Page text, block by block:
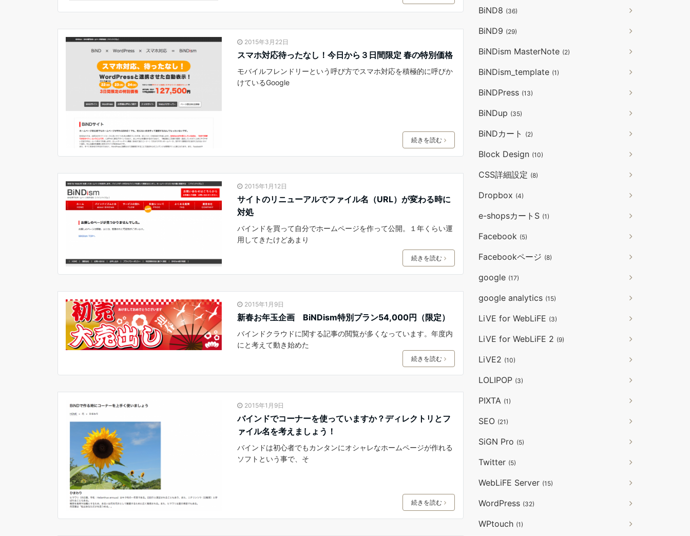
2015年3月22日
スマホ対応待ったなし！今日から３日間限定 春の特別価格
モバイルフレンドリーという呼び方でスマホ対応を積極的に呼びか
けているGoogle
続きを読む
2015年1月12日
サイトのリニューアルでファイル名（URL）が変わる時に
対処
バインドを買って自分でホームページを作って公開。１年くらい運
用してきたけどあまり
続きを読む
2015年1月9日
新春お年玉企画 BiNDism特別プラン54,000円（限定）
バインドクラウドに関する記事の閲覧が多くなっています。年度内
にと考えて動き始めた
続きを読む
2015年1月9日
バインドでコーナーを使っていますか？ディレクトリとフ
ァイル名を考えましょう！
バインドは初心者でもカンタンにオシャレなホームページが作れる
ソフトという事で、そ
続きを読む
BiND8 (36)
BiND9 (29)
BiNDism MasterNote (2)
BiNDism_template (1)
BiNDPress (13)
BiNDup (35)
BiNDカート (2)
Block Design (10)
CSS詳細設定 (8)
Dropbox (4)
e-shopsカートS (1)
Facebook (5)
Facebookページ (8)
google (17)
google analytics (15)
LiVE for WebLiFE (3)
LiVE for WebLiFE 2 (9)
LiVE2 (10)
LOLIPOP (3)
PIXTA (1)
SEO (21)
SiGN Pro (5)
Twitter (5)
WebLiFE Server (15)
WordPress (32)
WPtouch (1)